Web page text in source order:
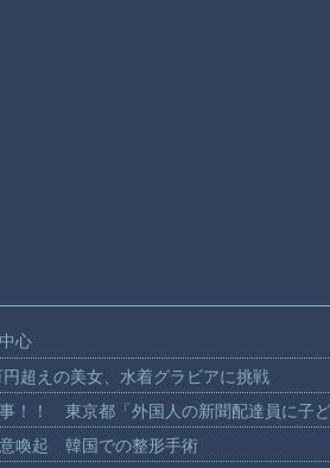
心
円超えの美女、水着グラビアに挑戦
！！ 東京都「外国人の新聞配達員に子
喚起 韓国での整形手術